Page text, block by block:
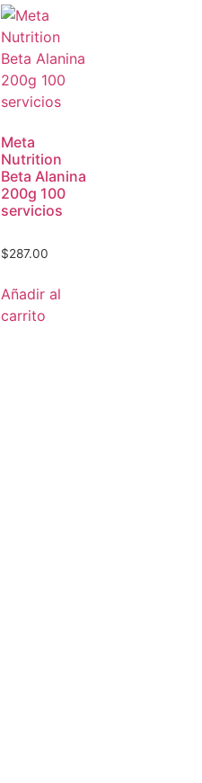
Meta
Nutrition
Beta Alanina
200g 100
servicios
$287.00
Añadir al
carrito